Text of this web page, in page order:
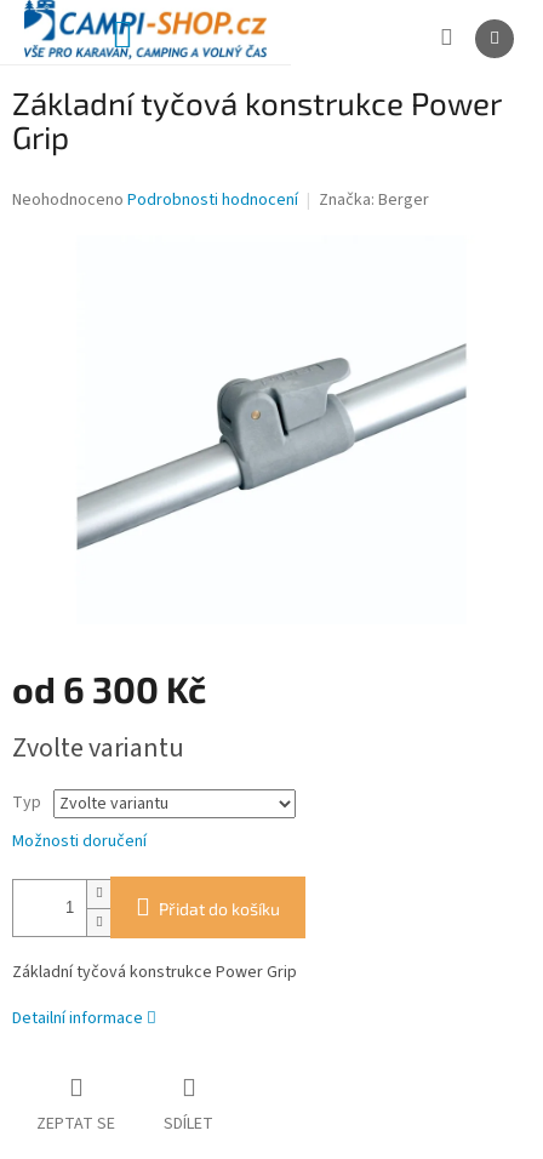
Přejít
obsah
NÁKUPNÍ
Základní tyčová konstrukce Power
Grip
Průměrné
Neohodnoceno Podrobnosti hodnocení Značka: Berger
od 6 300 Kč
cena:
Zvolte variantu
Typ
Možnosti doručení
Přidat do košíku
Základní tyčová konstrukce Power Grip
Detailní informace
ZEPTAT SE SDÍLET